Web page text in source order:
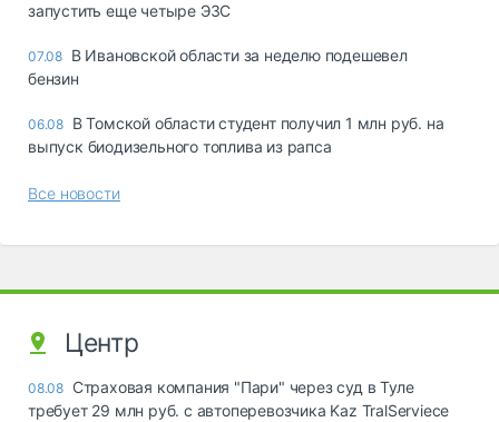
запустить еще четыре ЭЗС
07.08 В Ивановской области за неделю подешевел
бензин
06.08 В Томской области студент получил 1 млн руб. на
выпуск биодизельного топлива из рапса
Все новости
Центр
08.08 Страховая компания "Пари" через суд в Туле
требует 29 млн руб. с автоперевозчика Kaz TralServiece